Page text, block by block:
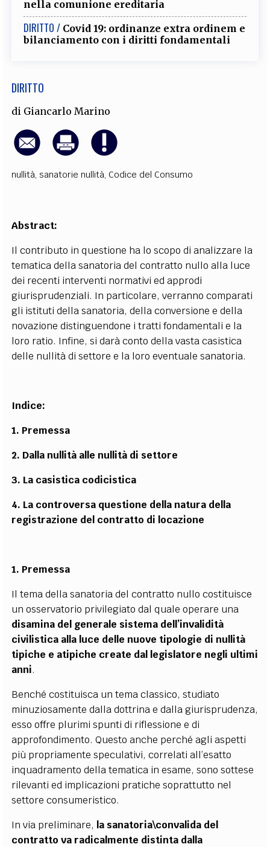
nella comunione ereditaria
DIRITTO / Covid 19: ordinanze extra ordinem e
bilanciamento con i diritti fondamentali
DIRITTO
di Giancarlo Marino
nullità,sanatorie nullità, Codice del Consumo
Abstract:
Il contributo in questione ha lo scopo di analizzare la
tematica della sanatoria del contratto nullo alla luce
dei recenti interventi normativi ed approdi
giurisprudenziali. In particolare, verranno comparati
gli istituti della sanatoria, della conversione e della
novazione distinguendone i tratti fondamentali e la
loro ratio. Infine, si darà conto della vasta casistica
delle nullità di settore e la loro eventuale sanatoria.
Indice:
1. Premessa
2. Dalla nullità alle nullità di settore
3. La casistica codicistica
4. La controversa questione della natura della
registrazione del contratto di locazione
1. Premessa
Il tema della sanatoria del contratto nullo costituisce
un osservatorio privilegiato dal quale operare una
disamina del generale sistema dell’invalidità
civilistica alla luce delle nuove tipologie di nullità
tipiche e atipiche create dal legislatore negli ultimi
anni.
Benché costituisca un tema classico, studiato
minuziosamente dalla dottrina e dalla giurisprudenza,
esso offre plurimi spunti di riflessione e di
approfondimento. Questo anche perché agli aspetti
più propriamente speculativi, correlati all’esatto
inquadramento della tematica in esame, sono sottese
rilevanti ed implicazioni pratiche soprattutto nel
settore consumeristico.
In via preliminare, la sanatoria\convalida del
contratto va radicalmente distinta dalla